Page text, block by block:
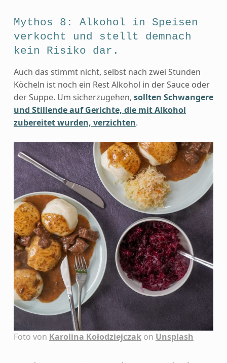
Mythos 8: Alkohol in Speisen
verkocht und stellt demnach
kein Risiko dar.
Auch das stimmt nicht, selbst nach zwei Stunden
Köcheln ist noch ein Rest Alkohol in der Sauce oder
der Suppe. Um sicherzugehen, sollten Schwangere
und Stillende auf Gerichte, die mit Alkohol
zubereitet wurden, verzichten.
Foto von Karolina Kołodziejczakon Unsplash